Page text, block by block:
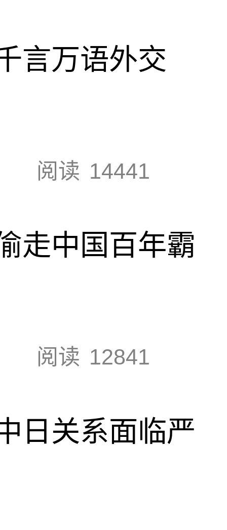
言万语外交
阅读 14441
走中国百年霸
阅读 12841
日关系面临严